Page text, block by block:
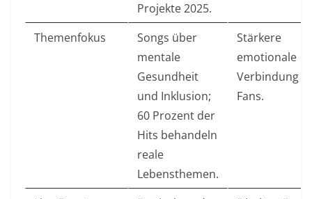
Projekte 2025.
Themenfokus
Songs über
mentale
Gesundheit
und Inklusion;
60 Prozent der
Hits behandeln
reale
Lebensthemen.
Stärkere
emotionale
Verbindung
Fans.